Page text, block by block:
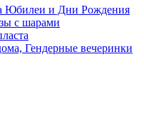
Юбилеи и Дни Рождения
с шарами
Гендерные вечеринки